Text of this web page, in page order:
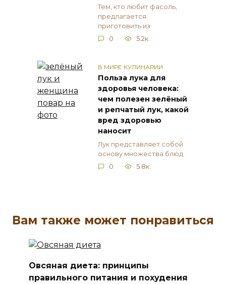
Тем, кто любит фасоль,
предлагается
приготовить из
0
5.2к.
В МИРЕ КУЛИНАРИИ
Польза лука для
здоровья человека:
чем полезен зелёный
и репчатый лук, какой
вред здоровью
наносит
Лук представляет собой
основу множества блюд.
0
5.8к.
Вам также может понравиться
Овсяная диета: принципы
правильного питания и похудения